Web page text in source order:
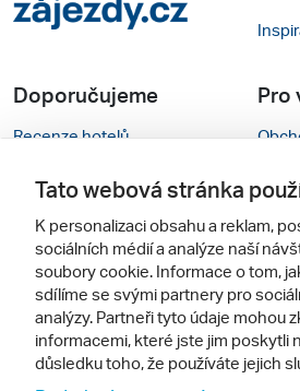
Doporučujeme
Recenze hotelů
Rady na cestu
Cestovní kanceláře
Zájazdy.sk
Pro
Sledujte nás
Tato webová stránka
K personalizaci obsahu a reklam,
sociálních médií a analýze naší
soubory cookie. Informace o tom,
sdílíme se svými partnery pro
analýzy. Partneři tyto údaje mohou
informacemi, které jste jim poskytli
důsledku toho, že používáte jejich